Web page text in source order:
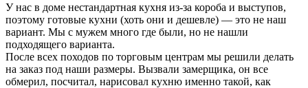
У нас в доме нестандартная кухня из-за короба и выступов,
поэтому готовые кухни (хоть они и дешевле) — это не наш
вариант. Мы с мужем много где были, но не нашли
подходящего варианта.
После всех походов по торговым центрам мы решили делать
на заказ под наши размеры. Вызвали замерщика, он все
обмерил, посчитал, нарисовал кухню именно такой, как